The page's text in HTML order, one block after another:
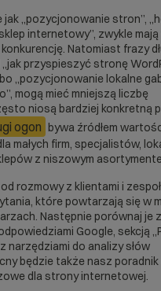
jak „pozycjonowanie stron”,
internetowy”, zwykle
Natomiast frazy
„jak przyspieszyć stronę
„pozycjonowanie lokalne
mogą mieć mniejszą liczbę
niosą bardziej konkretną
ogon bywa źródłem
małych firm, specjalistów,
z niszowym
rozmowy z klientami i
które powtarzają się w
Następnie porównaj je
Google, sekcją
narzędziami do analizy słów
będzie także nasz poradnik
dla strony internetowej.